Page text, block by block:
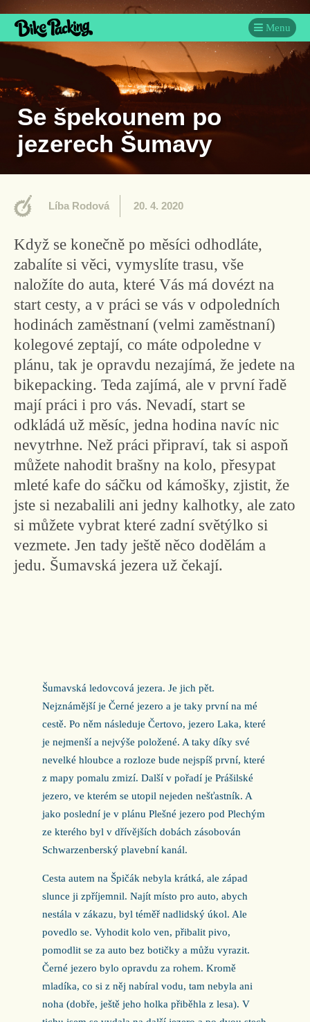
Menu
Se špekounem po
jezerech Šumavy
Líba Rodová 20. 4. 2020
Když se konečně po měsíci odhodláte,
zabalíte si věci, vymyslíte trasu, vše
naložíte do auta, které Vás má dovézt na
start cesty, a v práci se vás v odpoledních
hodinách zaměstnaní (velmi zaměstnaní)
kolegové zeptají, co máte odpoledne v
plánu, tak je opravdu nezajímá, že jedete na
bikepacking. Teda zajímá, ale v první řadě
mají práci i pro vás. Nevadí, start se
odkládá už měsíc, jedna hodina navíc nic
nevytrhne. Než práci připraví, tak si aspoň
můžete nahodit brašny na kolo, přesypat
mleté kafe do sáčku od kámošky, zjistit, že
jste si nezabalili ani jedny kalhotky, ale zato
si můžete vybrat které zadní světýlko si
vezmete. Jen tady ještě něco dodělám a
jedu. Šumavská jezera už čekají.
Šumavská ledovcová jezera. Je jich pět.
Nejznámější je Černé jezero a je taky první na mé
cestě. Po něm následuje Čertovo, jezero Laka, které
je nejmenší a nejvýše položené. A taky díky své
nevelké hloubce a rozloze bude nejspíš první, které
z mapy pomalu zmizí. Další v pořadí je Prášilské
jezero, ve kterém se utopil nejeden nešťastník. A
jako poslední je v plánu Plešné jezero pod Plechým
ze kterého byl v dřívějších dobách zásobován
Schwarzenberský plavební kanál.
Cesta autem na Špičák nebyla krátká, ale západ
slunce ji zpříjemnil. Najít místo pro auto, abych
nestála v zákazu, byl téměř nadlidský úkol. Ale
povedlo se. Vyhodit kolo ven, přibalit pivo,
pomodlit se za auto bez botičky a můžu vyrazit.
Černé jezero bylo opravdu za rohem. Kromě
mladíka, co si z něj nabíral vodu, tam nebyla ani
noha (dobře, ještě jeho holka přiběhla z lesa). V